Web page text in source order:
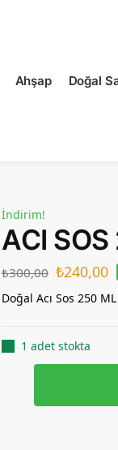
Ahşap Doğal
İndirim!
ACI
₺300,00 ₺240,00
Doğal Acı Sos 250 ML
1 adet stokta